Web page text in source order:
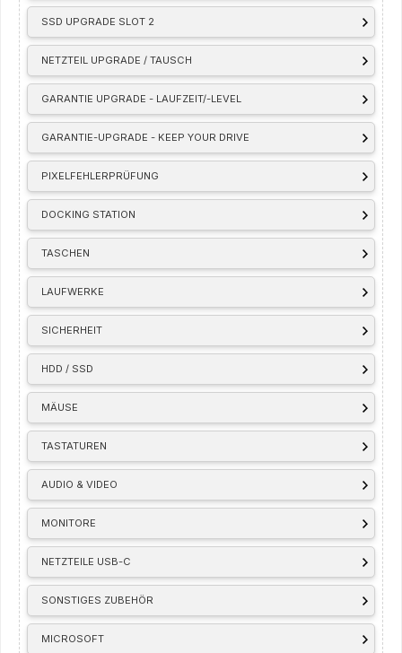
SSD UPGRADE SLOT 2
NETZTEIL UPGRADE / TAUSCH
GARANTIE UPGRADE - LAUFZEIT/-LEVEL
GARANTIE-UPGRADE - KEEP YOUR DRIVE
PIXELFEHLERPRÜFUNG
DOCKING STATION
TASCHEN
LAUFWERKE
SICHERHEIT
HDD / SSD
MÄUSE
TASTATUREN
AUDIO & VIDEO
MONITORE
NETZTEILE USB-C
SONSTIGES ZUBEHÖR
MICROSOFT